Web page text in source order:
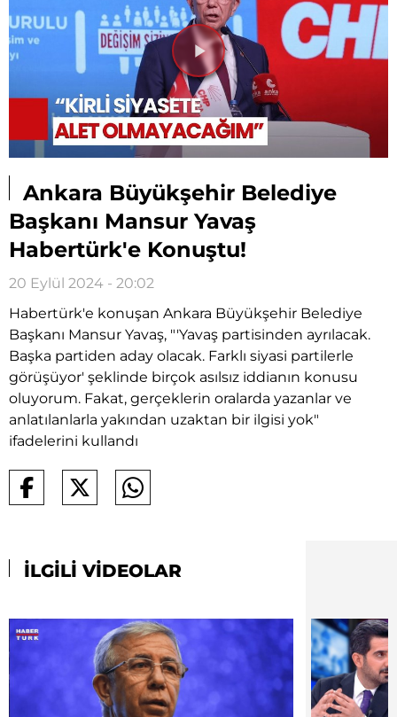
Videoyu
Oynat
Ankara Büyükşehir Belediye
Başkanı Mansur Yavaş
Habertürk'e Konuştu!
20 Eylül 2024 - 20:02
Habertürk'e konuşan Ankara Büyükşehir Belediye
Başkanı Mansur Yavaş, "'Yavaş partisinden ayrılacak.
Başka partiden aday olacak. Farklı siyasi partilerle
görüşüyor' şeklinde birçok asılsız iddianın konusu
oluyorum. Fakat, gerçeklerin oralarda yazanlar ve
anlatılanlarla yakından uzaktan bir ilgisi yok"
ifadelerini kullandı
İLGİLİ VİDEOLAR